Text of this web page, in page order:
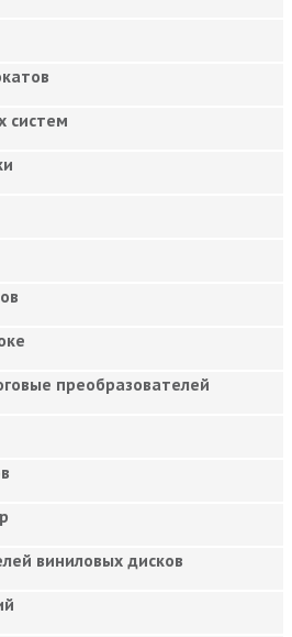
систем
преобразователей
виниловых дисков